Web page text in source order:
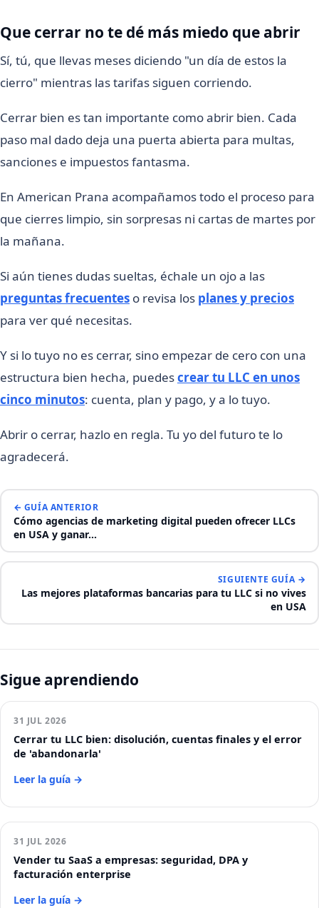
Que cerrar no te dé más miedo que abrir
Sí, tú, que llevas meses diciendo "un día de estos la
cierro" mientras las tarifas siguen corriendo.
Cerrar bien es tan importante como abrir bien. Cada
paso mal dado deja una puerta abierta para multas,
sanciones e impuestos fantasma.
En American Prana acompañamos todo el proceso para
que cierres limpio, sin sorpresas ni cartas de martes por
la mañana.
Si aún tienes dudas sueltas, échale un ojo a las
preguntas frecuentes o revisa los planes y precios
para ver qué necesitas.
Y si lo tuyo no es cerrar, sino empezar de cero con una
estructura bien hecha, puedescrear tu LLC en unos
cinco minutos: cuenta, plan y pago, y a lo tuyo.
Abrir o cerrar, hazlo en regla. Tu yo del futuro te lo
agradecerá.
← GUÍA ANTERIOR
Cómo agencias de marketing digital pueden ofrecer LLCs
en USA y ganar…
SIGUIENTE GUÍA →
Las mejores plataformas bancarias para tu LLC si no vives
en USA
Sigue aprendiendo
31 JUL 2026
Cerrar tu LLC bien: disolución, cuentas finales y el error
de 'abandonarla'
Leer la guía →
31 JUL 2026
Vender tu SaaS a empresas: seguridad, DPA y
facturación enterprise
Leer la guía →